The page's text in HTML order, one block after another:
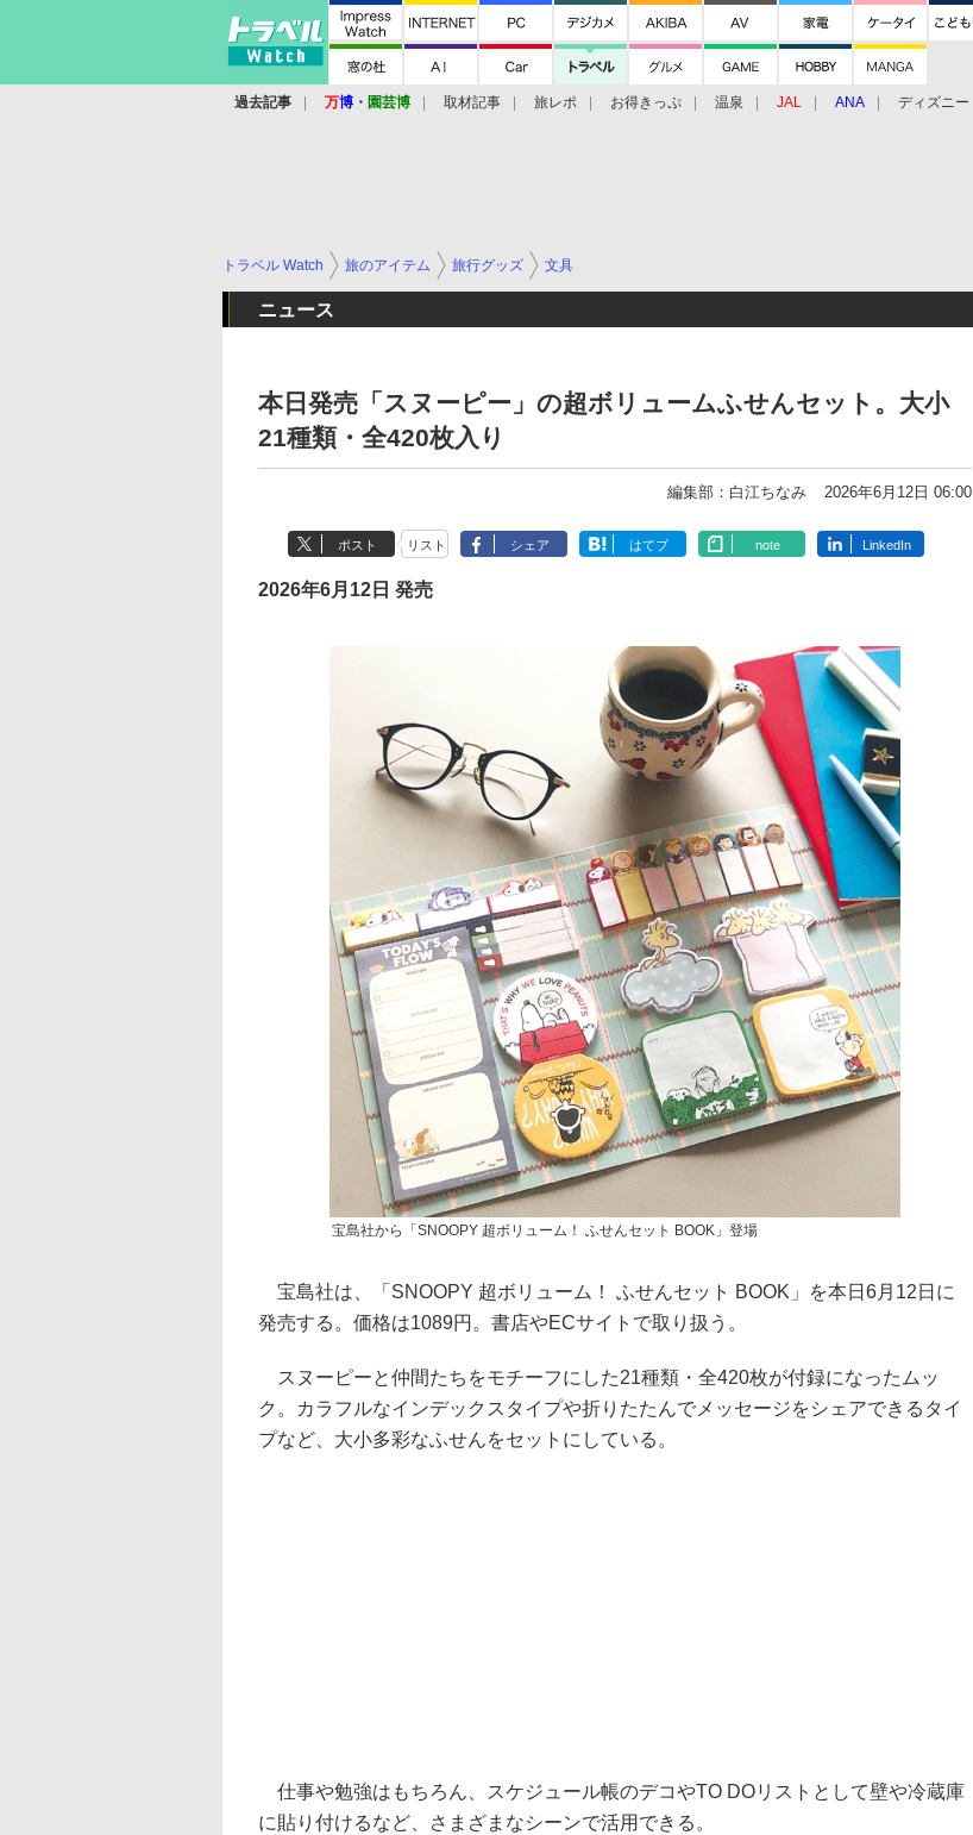
過去記事 万博 ・ 園芸博 取材記事 旅レポ お得きっぷ 温泉 JAL ANA ディズニー
トラベル Watch 旅のアイテム 旅行グッズ 文具
ニュース
本日発売「スヌーピー」の超ボリュームふせんセット。大小
21種類・全420枚入り
編集部：白江ちなみ 2026年6月12日 06:00
ポスト リスト シェア はてブ note LinkedIn
2026年6月12日 発売
宝島社から「SNOOPY 超ボリューム！ ふせんセット BOOK」登場
宝島社は、「SNOOPY 超ボリューム！ ふせんセット BOOK」を本日6月12日に
発売する。価格は1089円。書店やECサイトで取り扱う。
スヌーピーと仲間たちをモチーフにした21種類・全420枚が付録になったムッ
ク。カラフルなインデックスタイプや折りたたんでメッセージをシェアできるタイ
プなど、大小多彩なふせんをセットにしている。
仕事や勉強はもちろん、スケジュール帳のデコやTO DOリストとして壁や冷蔵庫
に貼り付けるなど、さまざまなシーンで活用できる。